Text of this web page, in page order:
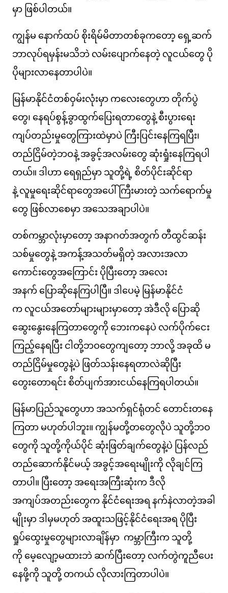
မှာ ဖြစ်ပါတယ်။
ကျွန်မ နောက်ထပ် စိုးရိမ်မိတာတစ်ခုကတော့ ရှေ့ဆက်
ဘာလုပ်ရမှန်းမသိဘဲ လမ်းပျောက်နေတဲ့ လူငယ်တွေ ပို
ပိုများလာနေတာပါပဲ။
မြန်မာနိုင်ငံတစ်ဝှမ်းလုံးမှာ ကလေးတွေဟာ တိုက်ပွဲ
တွေ၊ နေရပ်စွန့်ခွာထွက်ပြေးရတာတွေနဲ့ စီးပွားရေး
ကျပ်တည်းမှုတွေကြားထဲမှာပဲ ကြီးပြင်းနေကြရပြီး၊
တည်ငြိမ်တဲ့ဘဝနဲ့ အခွင့်အလမ်းတွေ ဆုံးရှုံးနေကြရပါ
တယ်။ ဒါဟာ ရေရှည်မှာ သူတို့ရဲ့ စိတ်ပိုင်းဆိုင်ရာ
နဲ့ လူမှုရေးဆိုင်ရာတွေအပေါ် ကြီးမားတဲ့ သက်ရောက်မှု
တွေ ဖြစ်လာစေမှာ အသေအချာပါပဲ။
တစ်ကမ္ဘာလုံးမှာတော့ အနာဂတ်အတွက် တီထွင်ဆန်း
သစ်မှုတွေနဲ့ အကန့်အသတ်မရှိတဲ့ အလားအလာ
ကောင်းတွေအကြောင်း ပိုပြီးတော့ အလေး
အနက် ပြောဆိုနေကြပါပြီ။ ဒါပေမဲ့ မြန်မာနိုင်ငံ
က လူငယ်အတော်များများမှာတော့ အဲဒီလို ပြောဆို
ဆွေးနွေးနေကြတာတွေကို ဘေးကနေပဲ လက်ပိုက်ငေး
ကြည့်နေရပြီး ငါတို့ဘဝတွေကျတော့ ဘာလို့ အခုထိ မ
တည်ငြိမ်မှုတွေနဲ့ပဲ ဖြတ်သန်းနေရတာလဲဆိုပြီး
တွေးတောရင်း စိတ်ပျက်အားငယ်နေကြရပါတယ်။
မြန်မာပြည်သူတွေဟာ အသက်ရှင်ရုံတင် တောင်းတနေ
ကြတာ မဟုတ်ပါဘူး။ ကျွန်မတို့တတွေလိုပဲ သူတို့ဘဝ
တွေကို သူတို့ကိုယ်ပိုင် ဆုံးဖြတ်ချက်တွေနဲ့ပဲ ပြန်လည်
တည်ဆောက်နိုင်မယ့် အခွင့်အရေးမျိုးကို လိုချင်ကြ
တာပါ။ ပြီးတော့ အရေးအကြီးဆုံးက ဒီလို
အကျပ်အတည်းတွေက နိုင်ငံရေးအရ နက်နဲလာတဲ့အခါ
မျိုးမှာ ဒါမှမဟုတ် အထူးသဖြင့်နိုင်ငံရေးအရ ပိုပြီး
ရှုပ်ထွေးမှုတွေများလာချိန်မှာ ကမ္ဘာကြီးက သူတို့
ကို မေ့လျော့မထားဘဲ ဆက်ပြီးတော့ လက်တွဲကူညီပေး
နေဖို့ကို သူတို့ တကယ် လိုလားကြတာပါပဲ။